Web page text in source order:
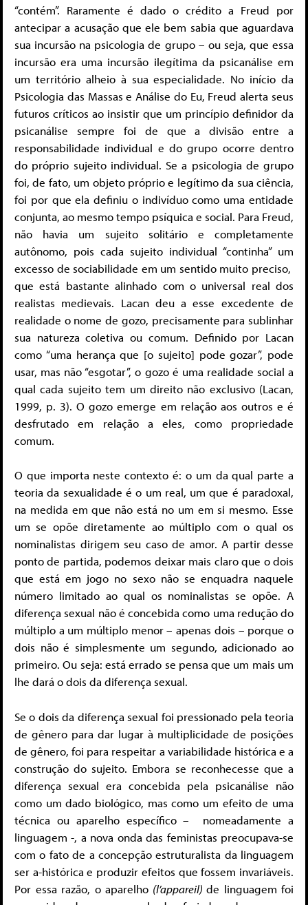
“contém”. Raramente é dado o crédito a Freud por
antecipar a acusação que ele bem sabia que aguardava
sua incursão na psicologia de grupo – ou seja, que essa
incursão era uma incursão ilegítima da psicanálise em
um território alheio à sua especialidade. No início da
Psicologia das Massas e Análise do Eu, Freud alerta seus
futuros críticos ao insistir que um princípio definidor da
psicanálise sempre foi de que a divisão entre a
responsabilidade individual e do grupo ocorre dentro
do próprio sujeito individual. Se a psicologia de grupo
foi, de fato, um objeto próprio e legítimo da sua ciência,
foi por que ela definiu o indivíduo como uma entidade
conjunta, ao mesmo tempo psíquica e social. Para Freud,
não havia um sujeito solitário e completamente
autônomo, pois cada sujeito individual “continha” um
excesso de sociabilidade em um sentido muito preciso,
que está bastante alinhado com o universal real dos
realistas medievais. Lacan deu a esse excedente de
realidade o nome de gozo, precisamente para sublinhar
sua natureza coletiva ou comum. Definido por Lacan
como “uma herança que [o sujeito] pode gozar”, pode
usar, mas não “esgotar”, o gozo é uma realidade social a
qual cada sujeito tem um direito não exclusivo (Lacan,
1999, p. 3). O gozo emerge em relação aos outros e é
desfrutado em relação a eles, como propriedade
comum.
O que importa neste contexto é: o um da qual parte a
teoria da sexualidade é o um real, um que é paradoxal,
na medida em que não está no um em si mesmo. Esse
um se opõe diretamente ao múltiplo com o qual os
nominalistas dirigem seu caso de amor. A partir desse
ponto de partida, podemos deixar mais claro que o dois
que está em jogo no sexo não se enquadra naquele
número limitado ao qual os nominalistas se opõe. A
diferença sexual não é concebida como uma redução do
múltiplo a um múltiplo menor – apenas dois – porque o
dois não é simplesmente um segundo, adicionado ao
primeiro. Ou seja: está errado se pensa que um mais um
lhe dará o dois da diferença sexual.
Se o dois da diferença sexual foi pressionado pela teoria
de gênero para dar lugar à multiplicidade de posições
de gênero, foi para respeitar a variabilidade histórica e a
construção do sujeito. Embora se reconhecesse que a
diferença sexual era concebida pela psicanálise não
como um dado biológico, mas como um efeito de uma
técnica ou aparelho específico – nomeadamente a
linguagem -, a nova onda das feministas preocupava-se
com o fato de a concepção estruturalista da linguagem
ser a-histórica e produzir efeitos que fossem invariáveis.
Por essa razão, o aparelho (l’appareil) de linguagem foi